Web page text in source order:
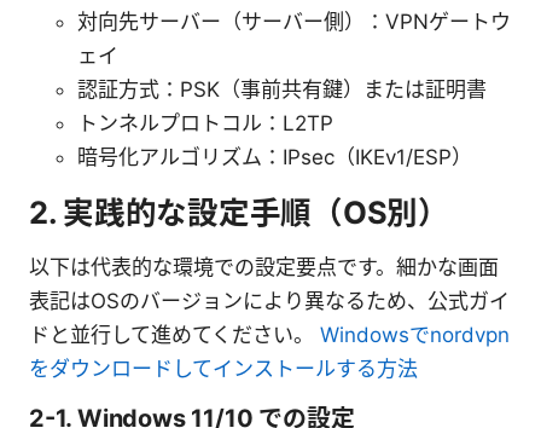
対向先サーバー（サーバー側）：VPNゲートウ
ェイ
認証方式：PSK（事前共有鍵）または証明書
トンネルプロトコル：L2TP
暗号化アルゴリズム：IPsec（IKEv1/ESP）
2. 実践的な設定手順（OS別）
以下は代表的な環境での設定要点です。細かな画面
表記はOSのバージョンにより異なるため、公式ガイ
ドと並行して進めてください。 Windowsでnordvpn
をダウンロードしてインストールする方法
2-1. Windows 11/10 での設定